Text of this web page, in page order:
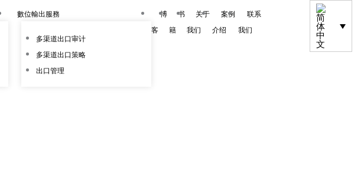
數位輸出服務
多渠道出口审计
多渠道出口策略
出口管理
博
客
书
籍
关于
我们
案例
介绍
联系
我们